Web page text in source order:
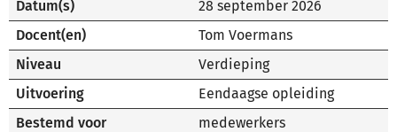
Datum(s)
28 september 2026
Docent(en)
Tom Voermans
Niveau
Verdieping
Uitvoering
Eendaagse opleiding
Bestemd voor
medewerkers